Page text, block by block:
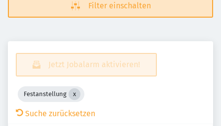
Filter einschalten
Jetzt Jobalarm aktivieren!
Festanstellung
Suche zurücksetzen